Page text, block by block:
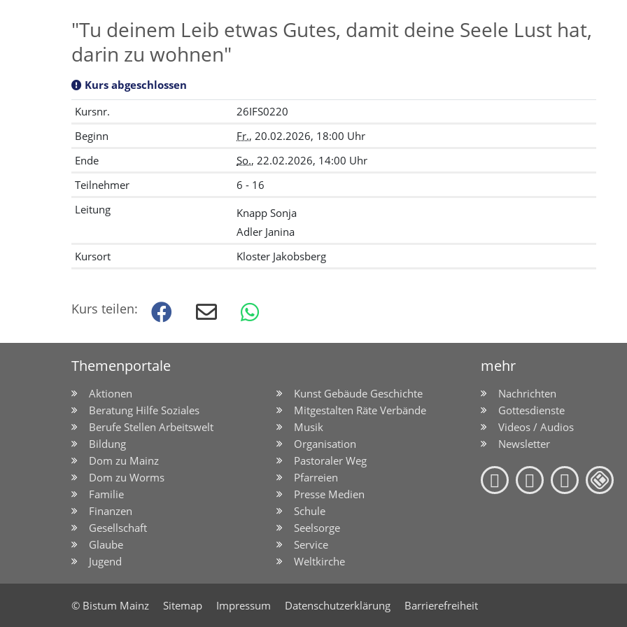
"Tu deinem Leib etwas Gutes, damit deine Seele Lust hat,
darin zu wohnen"
Kurs abgeschlossen
Kursnr.
26IFS0220
Beginn
Fr., 20.02.2026, 18:00 Uhr
Ende
So., 22.02.2026, 14:00 Uhr
Teilnehmer
6 - 16
Leitung
Knapp Sonja
Adler Janina
Kursort
Kloster Jakobsberg
Kurs teilen:
Themenportale mehr
Aktionen
Beratung Hilfe Soziales
Berufe Stellen Arbeitswelt
Bildung
Dom zu Mainz
Dom zu Worms
Familie
Finanzen
Gesellschaft
Glaube
Jugend
Kunst Gebäude Geschichte
Mitgestalten Räte Verbände
Musik
Organisation
Pastoraler Weg
Pfarreien
Presse Medien
Schule
Seelsorge
Service
Weltkirche
Nachrichten
Gottesdienste
Videos / Audios
Newsletter
© Bistum Mainz Sitemap Impressum Datenschutzerklärung Barrierefreiheit